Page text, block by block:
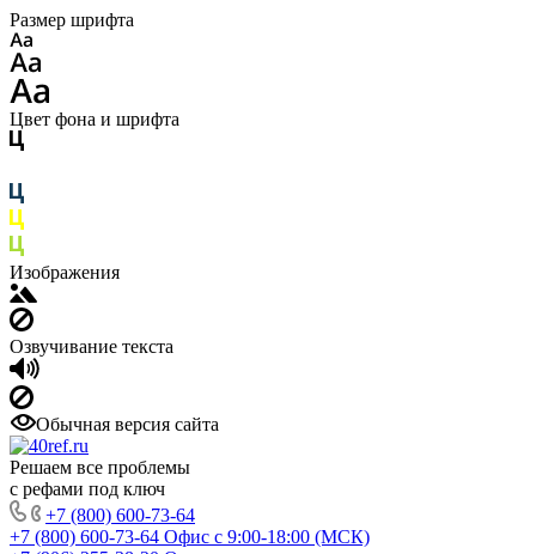
Размер шрифта
Цвет фона и шрифта
Изображения
Озвучивание текста
Обычная версия сайта
Решаем все проблемы
с рефами под ключ
+7 (800) 600-73-64
+7 (800) 600-73-64 Офис с 9:00-18:00 (МСК)